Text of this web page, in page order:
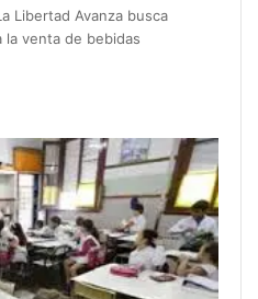
Libertad Avanza busca
venta de bebidas